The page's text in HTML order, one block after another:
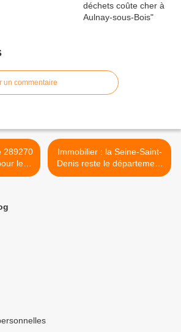
un commentaire
les
B
Immobilier : la Seine-Saint-
Denis reste le département
le plus accessible de la